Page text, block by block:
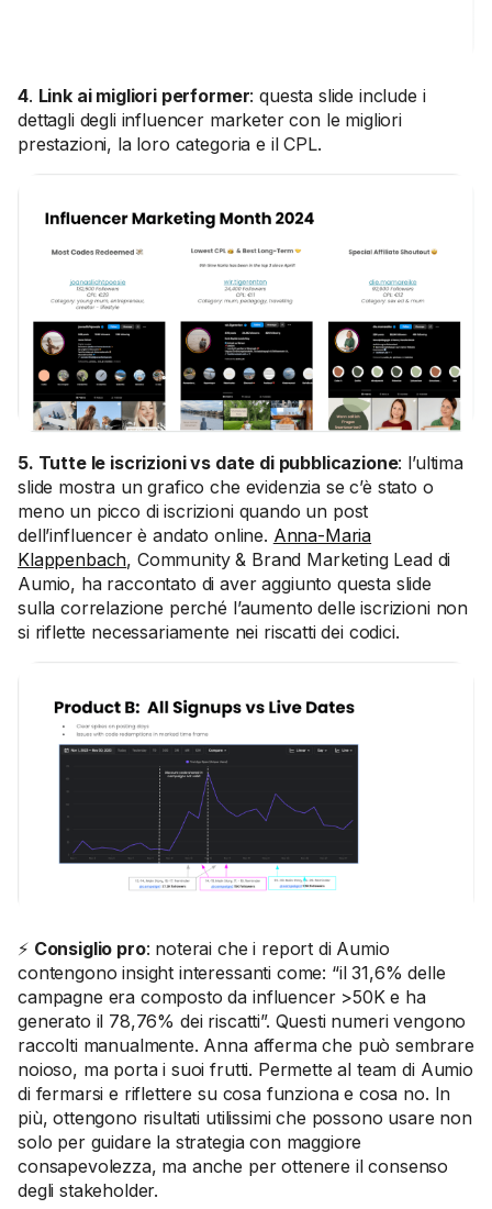
4. Link ai migliori performer: questa slide include i
dettagli degli influencer marketer con le migliori
prestazioni, la loro categoria e il CPL.
5. Tutte le iscrizioni vs date di pubblicazione: l’ultima
slide mostra un grafico che evidenzia se c’è stato o
meno un picco di iscrizioni quando un post
dell’influencer è andato online. Anna-Maria
Klappenbach, Community & Brand Marketing Lead di
Aumio, ha raccontato di aver aggiunto questa slide
sulla correlazione perché l’aumento delle iscrizioni non
si riflette necessariamente nei riscatti dei codici.
⚡ Consiglio pro: noterai che i report di Aumio
contengono insight interessanti come: “il 31,6% delle
campagne era composto da influencer >50K e ha
generato il 78,76% dei riscatti”. Questi numeri vengono
raccolti manualmente. Anna afferma che può sembrare
noioso, ma porta i suoi frutti. Permette al team di Aumio
di fermarsi e riflettere su cosa funziona e cosa no. In
più, ottengono risultati utilissimi che possono usare non
solo per guidare la strategia con maggiore
consapevolezza, ma anche per ottenere il consenso
degli stakeholder.